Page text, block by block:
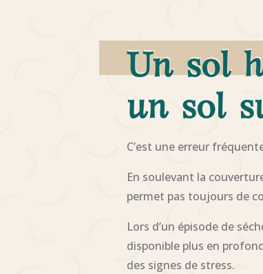
Un sol
un sol
C’est une erreur
En soulevant la
permet pas toujours de
Lors d’un épisode de
disponible plus en
des signes de stress.